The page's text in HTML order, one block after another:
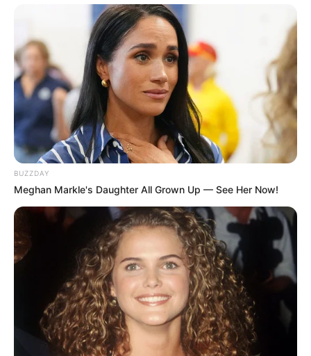
BUZZDAY
Meghan Markle's Daughter All Grown Up — See Her Now!